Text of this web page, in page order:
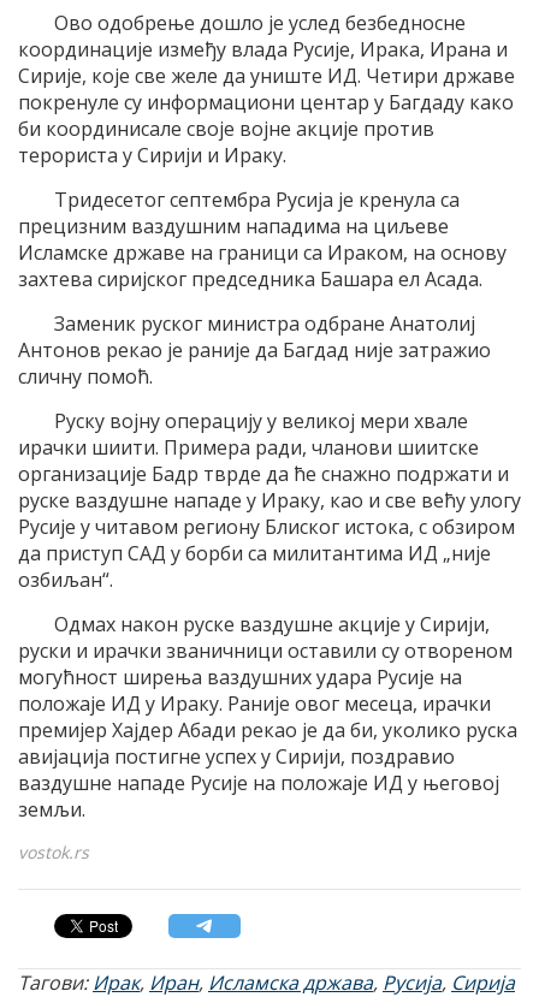
Ово одобрење дошло је услед безбедносне
координације између влада Русије, Ирака, Ирана и
Сирије, које све желе да униште ИД. Четири државе
покренуле су информациони центар у Багдаду како
би координисале своје војне акције против
терориста у Сирији и Ираку.
Тридесетог септембра Русија је кренула са
прецизним ваздушним нападима на циљеве
Исламске државе на граници са Ираком, на основу
захтева сиријског председника Башара ел Асада.
Заменик руског министра одбране Анатолиј
Антонов рекао је раније да Багдад није затражио
сличну помоћ.
Руску војну операцију у великој мери хвале
ирачки шиити. Примера ради, чланови шиитске
организације Бадр тврде да ће снажно подржати и
руске ваздушне нападе у Ираку, као и све већу улогу
Русије у читавом региону Блиског истока, с обзиром
да приступ САД у борби са милитантима ИД „није
озбиљан“.
Одмах након руске ваздушне акције у Сирији,
руски и ирачки званичници оставили су отвореном
могућност ширења ваздушних удара Русије на
положаје ИД у Ираку. Раније овог месеца, ирачки
премијер Хајдер Абади рекао је да би, уколико руска
авијација постигне успех у Сирији, поздравио
ваздушне нападе Русије на положаје ИД у његовој
земљи.
vostok.rs
Тагови:Ирак, Иран, Исламска држава, Русија, Сирија